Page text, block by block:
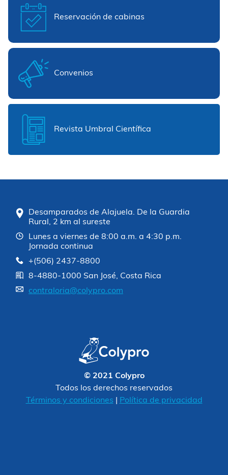
Reservación de cabinas
Convenios
Revista Umbral Científica
Desamparados de Alajuela. De la Guardia
Rural, 2 km al sureste
Lunes a viernes de 8:00 a.m. a 4:30 p.m.
Jornada continua
+(506) 2437-8800
8-4880-1000 San José, Costa Rica
contraloria@colypro.com
© 2021 Colypro
Todos los derechos reservados
Términos y condiciones
Política de privacidad